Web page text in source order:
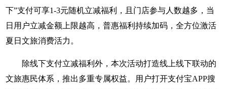
下”支付可享1-3元随机立减福利，且门店参与人数越多，当
日用户立减金额上限越高，普惠福利持续加码，全方位激活
夏日文旅消费活力。
除线下支付立减福利外，本次活动打造线上线下联动的
文旅惠民体系，推出多重专属权益。用户打开支付宝APP搜